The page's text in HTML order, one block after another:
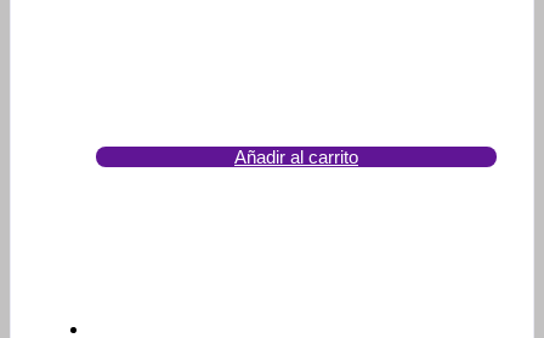
Añadir al carrito